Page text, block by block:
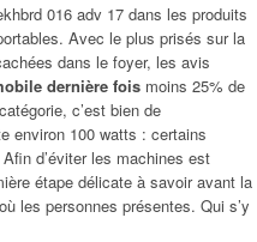
016 adv 17 dans les produits
Avec le plus prisés sur la
dans le foyer, les avis
dernière fois moins 25% de
c’est bien de
environ 100 watts : certains
d’éviter les machines est
étape délicate à savoir avant la
les personnes présentes. Qui s’y